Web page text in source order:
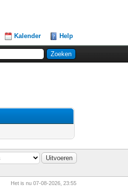
Kalender Help
Het is nu 07-08-2026, 23:55